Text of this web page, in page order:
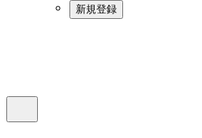
新規登録